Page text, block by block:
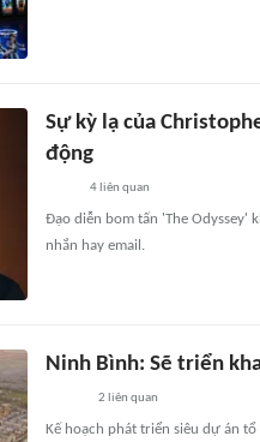
Sự kỳ lạ của
động
4liên quan
Đạo diễn bom tấn 'The Odyssey'
nhắn hay email.
Ninh Bình: Sẽ triển
2 liên quan
Kế hoạch phát triển siêu dự án